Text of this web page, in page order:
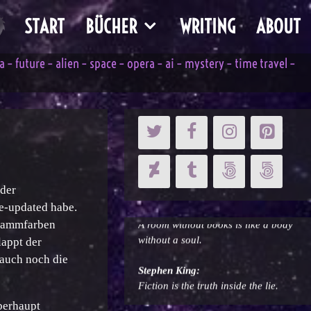
START BÜCHER WRITING ABOUT
future – alien – space – opera – ai – mystery – time travel –
updated habe.
der
noch die
Cicero:
A room without books is like a body
without a soul.
Stephen King:
Fiction is the truth inside the lie.
Emily Dickinson:
Ich kenne nichts auf der Welt, das